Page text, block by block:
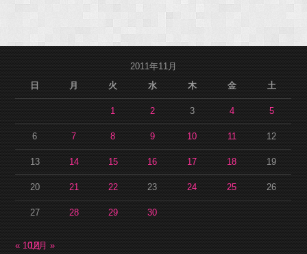
2011年11月
日
月 火 水 木 金 土
1 2 3 4 5
6 7 8 9 10 11 12
13 14 15 16 17 18 19
20 21 22 23 24 25 26
27 28 29 30
« 10月12月 »